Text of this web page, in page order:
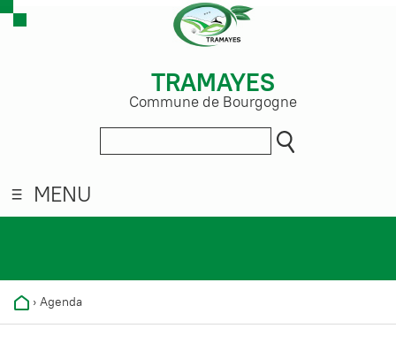
TRAMAYES
Commune de Bourgogne
MENU
› Agenda